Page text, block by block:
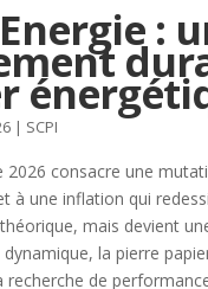
Energie :
| SCPI
2026 consacre une
à une inflation qui
mais devient
la pierre
de